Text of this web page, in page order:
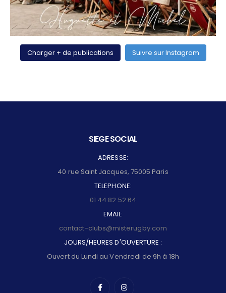
Charger + de publications Suivre sur Instagram
SIEGE SOCIAL
ADRESSE:
40 rue Saint Jacques, 75005 Paris
TELEPHONE:
01 44 82 52 64
EMAIL:
contact-clubs@misterugby.com
JOURS/HEURES D'OUVERTURE :
Ouvert du Lundi au Vendredi de 9h à 18h